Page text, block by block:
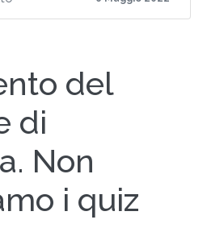
del
di
Non
i quiz